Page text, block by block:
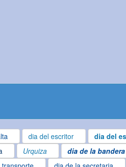
dia del escritor dia del
Urquiza
dia de la bandera